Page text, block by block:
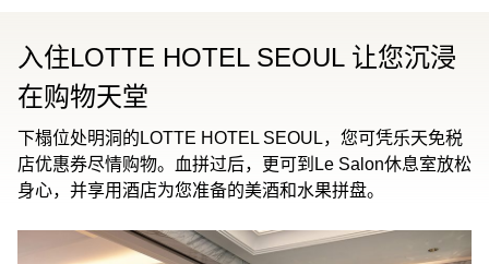
入住LOTTE HOTEL SEOUL 让您沉浸
在购物天堂
下榻位处明洞的LOTTE HOTEL SEOUL，您可凭乐天免税
店优惠券尽情购物。血拼过后，更可到Le Salon休息室放松
身心，并享用酒店为您准备的美酒和水果拼盘。